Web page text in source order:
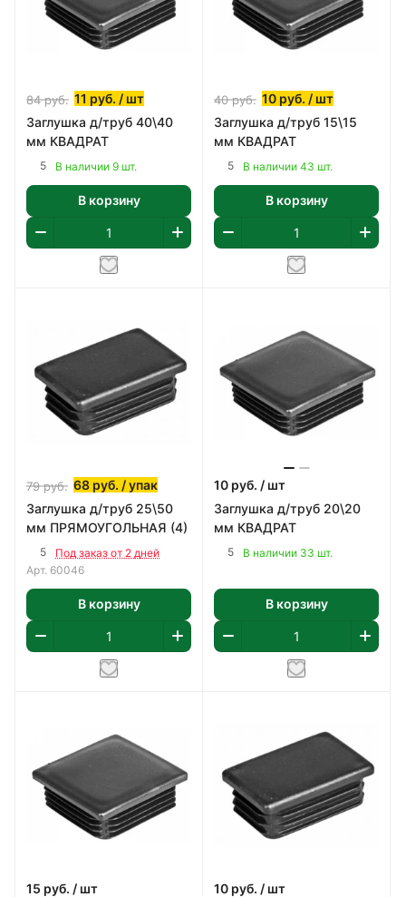
84руб. 11 руб. / шт
Заглушка д/труб 40\40
мм КВАДРАТ
5 В наличии 9 шт.
В корзину
40руб. 10 руб. / шт
Заглушка д/труб 15\15
мм КВАДРАТ
5 В наличии 43 шт.
В корзину
79руб. 68 руб. / упак
Заглушка д/труб 25\50
мм ПРЯМОУГОЛЬНАЯ (4)
5
Под заказ от 2 дней
Арт. 60046
В корзину
10 руб. / шт
Заглушка д/труб 20\20
мм КВАДРАТ
5 В наличии 33 шт.
В корзину
15 руб. / шт
10 руб. / шт